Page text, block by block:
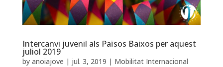
Intercanvi juvenil als Països Baixos per aquest
juliol 2019
by anoiajove | jul. 3, 2019 | Mobilitat Internacional